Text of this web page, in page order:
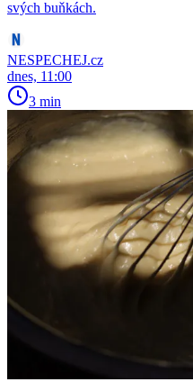
svých buňkách.
NESPECHEJ.cz
dnes, 11:00
3 min